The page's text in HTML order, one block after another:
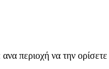
περιοχή να την